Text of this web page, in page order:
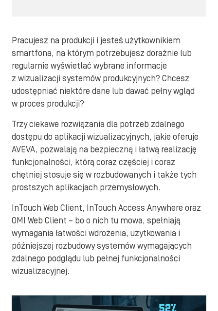
Pracujesz na produkcji i jesteś użytkownikiem
smartfona, na którym potrzebujesz doraźnie lub
regularnie wyświetlać wybrane informacje
z wizualizacji systemów produkcyjnych? Chcesz
udostępniać niektóre dane lub dawać pełny wgląd
w proces produkcji?
Trzy ciekawe rozwiązania dla potrzeb zdalnego
dostępu do aplikacji wizualizacyjnych, jakie oferuje
AVEVA, pozwalają na bezpieczną i łatwą realizację
funkcjonalności, którą coraz częściej i coraz
chętniej stosuje się w rozbudowanych i także tych
prostszych aplikacjach przemysłowych.
InTouch Web Client, InTouch Access Anywhere oraz
OMI Web Client – bo o nich tu mowa, spełniają
wymagania łatwości wdrożenia, użytkowania i
późniejszej rozbudowy systemów wymagających
zdalnego podglądu lub pełnej funkcjonalności
wizualizacyjnej.